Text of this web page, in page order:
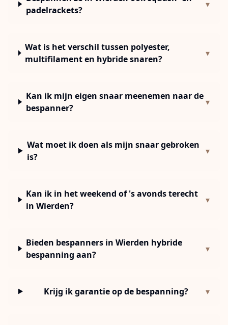
padelrackets?
▾
Wat is het verschil tussen polyester,
multifilament en hybride snaren?
▾
Kan ik mijn eigen snaar meenemen naar de
bespanner?
▾
Wat moet ik doen als mijn snaar gebroken
is?
▾
Kan ik in het weekend of 's avonds terecht
in Wierden?
▾
Bieden bespanners in Wierden hybride
bespanning aan?
▾
Krijg ik garantie op de bespanning? ▾